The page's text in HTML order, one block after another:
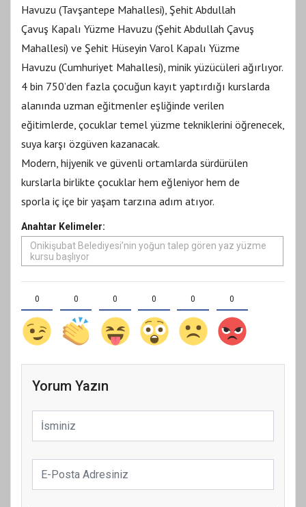
Havuzu (Tavşantepe Mahallesi), Şehit Abdullah
Çavuş Kapalı Yüzme Havuzu (Şehit Abdullah Çavuş
Mahallesi) ve Şehit Hüseyin Varol Kapalı Yüzme
Havuzu (Cumhuriyet Mahallesi), minik yüzücüleri ağırlıyor.
4 bin 750’den fazla çocuğun kayıt yaptırdığı kurslarda
alanında uzman eğitmenler eşliğinde verilen
eğitimlerde, çocuklar temel yüzme tekniklerini öğrenecek,
suya karşı özgüven kazanacak.
Modern, hijyenik ve güvenli ortamlarda sürdürülen
kurslarla birlikte çocuklar hem eğleniyor hem de
sporla iç içe bir yaşam tarzına adım atıyor.
Anahtar Kelimeler:
Onikişubat Belediyesi’nin yoğun talep gören yaz yüzme
kursu başlıyor
0 0 0 0 0 0
Yorum Yazın